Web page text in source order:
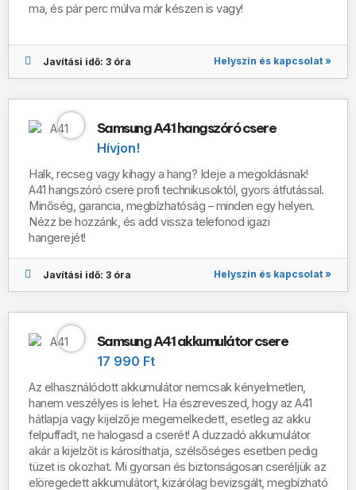
ma, és pár perc múlva már készen is vagy!
Javítási idő: 3 óra Helyszín és kapcsolat »
Samsung A41 hangszóró csere
Hívjon!
Halk, recseg vagy kihagy a hang? Ideje a megoldásnak!
A41 hangszóró csere profi technikusoktól, gyors átfutással.
Minőség, garancia, megbízhatóság – minden egy helyen.
Nézz be hozzánk, és add vissza telefonod igazi
hangerejét!
Javítási idő: 3 óra Helyszín és kapcsolat »
Samsung A41 akkumulátor csere
17 990 Ft
Az elhasználódott akkumulátor nemcsak kényelmetlen,
hanem veszélyes is lehet. Ha észreveszed, hogy az A41
hátlapja vagy kijelzője megemelkedett, esetleg az akku
felpuffadt, ne halogasd a cserét! A duzzadó akkumulátor
akár a kijelzőt is károsíthatja, szélsőséges esetben pedig
tüzet is okozhat. Mi gyorsan és biztonságosan cseréljük az
elöregedett akkumulátort, kizárólag bevizsgált, megbízható